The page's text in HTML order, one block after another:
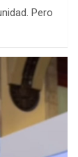
Pero